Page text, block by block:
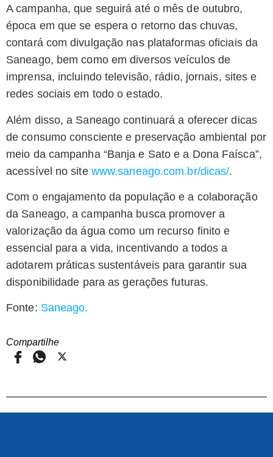
A campanha, que seguirá até o mês de outubro,
época em que se espera o retorno das chuvas,
contará com divulgação nas plataformas oficiais da
Saneago, bem como em diversos veículos de
imprensa, incluindo televisão, rádio, jornais, sites e
redes sociais em todo o estado.
Além disso, a Saneago continuará a oferecer dicas
de consumo consciente e preservação ambiental por
meio da campanha “Banja e Sato e a Dona Faísca”,
acessível no site www.saneago.com.br/dicas/.
Com o engajamento da população e a colaboração
da Saneago, a campanha busca promover a
valorização da água como um recurso finito e
essencial para a vida, incentivando a todos a
adotarem práticas sustentáveis para garantir sua
disponibilidade para as gerações futuras.
Fonte: Saneago.
Compartilhe